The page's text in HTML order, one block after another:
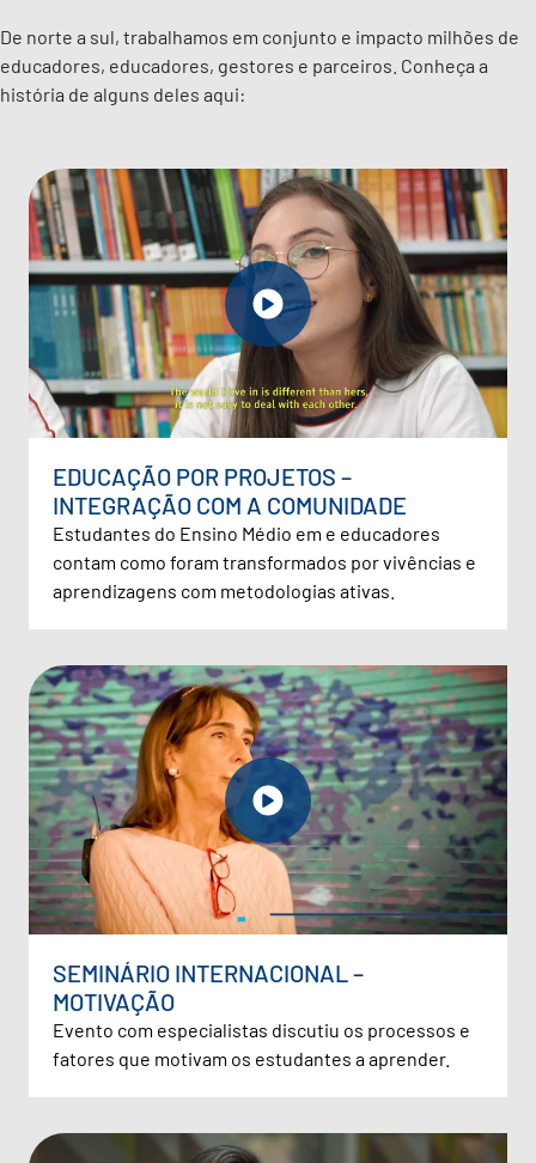
De norte a sul, trabalhamos em conjunto e impacto milhões de
educadores, educadores, gestores e parceiros. Conheça a
história de alguns deles aqui:
EDUCAÇÃO POR PROJETOS –
INTEGRAÇÃO COM A COMUNIDADE
Estudantes do Ensino Médio em e educadores
contam como foram transformados por vivências e
aprendizagens com metodologias ativas.
SEMINÁRIO INTERNACIONAL –
MOTIVAÇÃO
Evento com especialistas discutiu os processos e
fatores que motivam os estudantes a aprender.